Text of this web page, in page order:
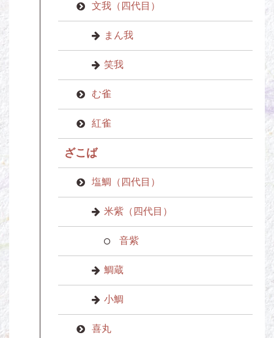
文我（四代目）
まん我
笑我
む雀
紅雀
ざこば
塩鯛（四代目）
米紫（四代目）
音紫
鯛蔵
小鯛
喜丸